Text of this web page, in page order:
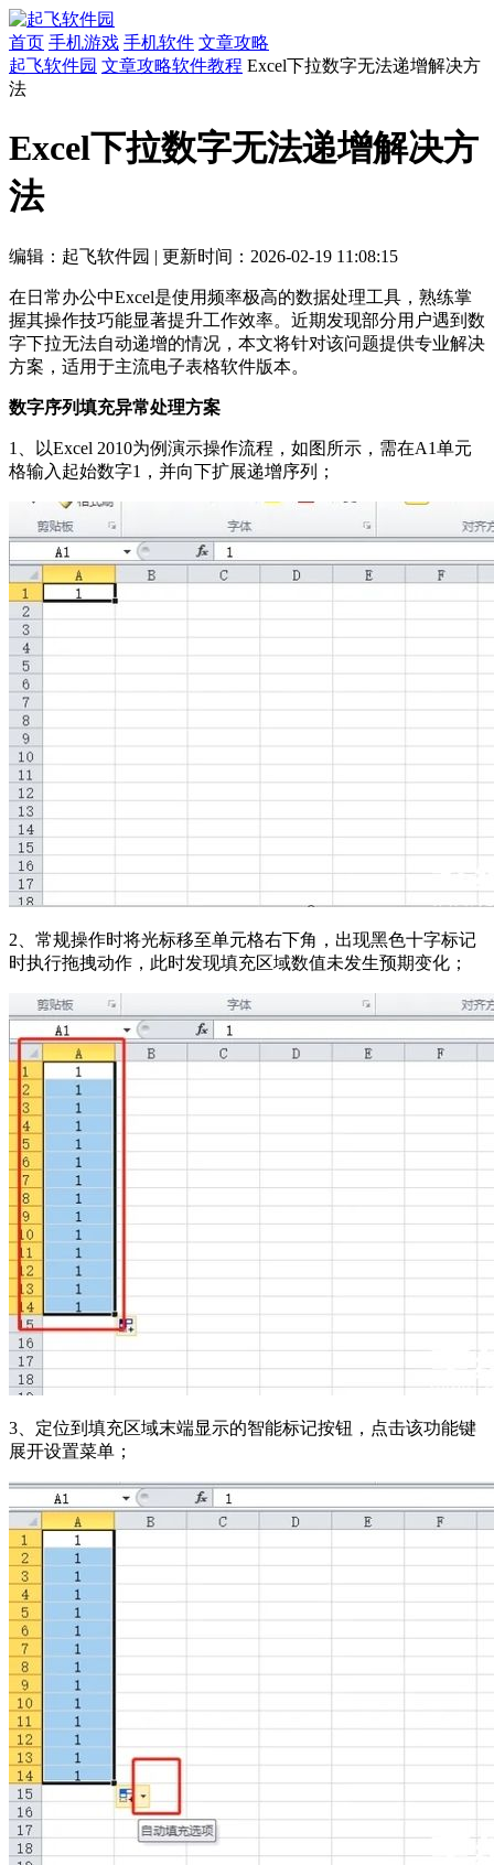
首页 手机游戏 手机软件 文章攻略
起飞软件园 文章攻略软件教程 Excel下拉数字无法递增解决方
法
Excel下拉数字无法递增解决方
法
编辑：起飞软件园 | 更新时间：2026-02-19 11:08:15
在日常办公中Excel是使用频率极高的数据处理工具，熟练掌
握其操作技巧能显著提升工作效率。近期发现部分用户遇到数
字下拉无法自动递增的情况，本文将针对该问题提供专业解决
方案，适用于主流电子表格软件版本。
数字序列填充异常处理方案
1、以Excel 2010为例演示操作流程，如图所示，需在A1单元
格输入起始数字1，并向下扩展递增序列；
2、常规操作时将光标移至单元格右下角，出现黑色十字标记
时执行拖拽动作，此时发现填充区域数值未发生预期变化；
3、定位到填充区域末端显示的智能标记按钮，点击该功能键
展开设置菜单；